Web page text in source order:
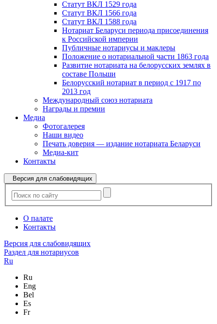
Статут ВКЛ 1529 года
Статут ВКЛ 1566 года
Статут ВКЛ 1588 года
Нотариат Беларуси периода присоединения
к Российской империи
Публичные нотариусы и маклеры
Положение о нотариальной части 1863 года
Развитие нотариата на белорусских землях в
составе Польши
Белорусский нотариат в период с 1917 по
2013 год
Международный союз нотариата
Награды и премии
Медиа
Фотогалерея
Наши видео
Печать доверия — издание нотариата Беларуси
Медиа-кит
Контакты
Версия для слабовидящих
О палате
Контакты
Версия для слабовидящих
Раздел для нотариусов
Ru
Ru
Eng
Bel
Es
Fr